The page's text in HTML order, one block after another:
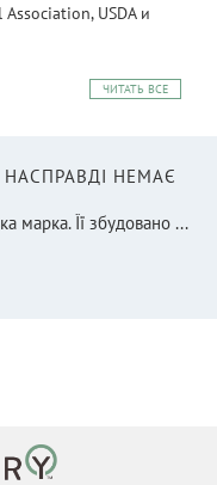
Association, USDA и
ЧИТАТЬ ВСЕ
НАСПРАВДІ НЕМАЄ
марка. Її збудовано ...